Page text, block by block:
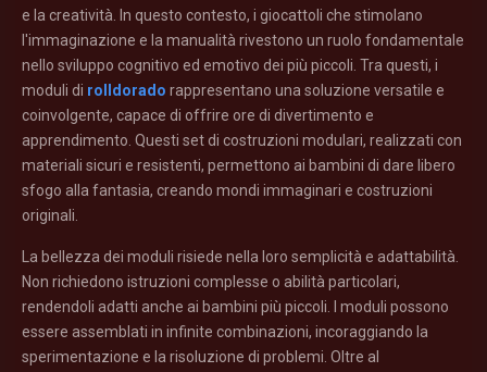
e la creatività. In questo contesto, i giocattoli che stimolano
l'immaginazione e la manualità rivestono un ruolo fondamentale
nello sviluppo cognitivo ed emotivo dei più piccoli. Tra questi, i
moduli di rolldorado rappresentano una soluzione versatile e
coinvolgente, capace di offrire ore di divertimento e
apprendimento. Questi set di costruzioni modulari, realizzati con
materiali sicuri e resistenti, permettono ai bambini di dare libero
sfogo alla fantasia, creando mondi immaginari e costruzioni
originali.
La bellezza dei moduli risiede nella loro semplicità e adattabilità.
Non richiedono istruzioni complesse o abilità particolari,
rendendoli adatti anche ai bambini più piccoli. I moduli possono
essere assemblati in infinite combinazioni, incoraggiando la
sperimentazione e la risoluzione di problemi. Oltre al